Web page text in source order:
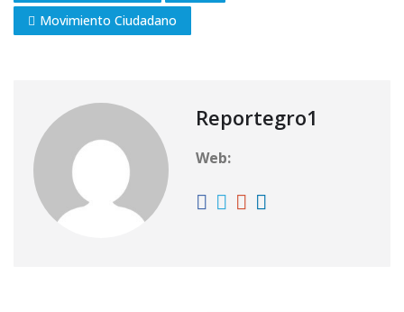
Movimiento Ciudadano
Reportegro1
Web: